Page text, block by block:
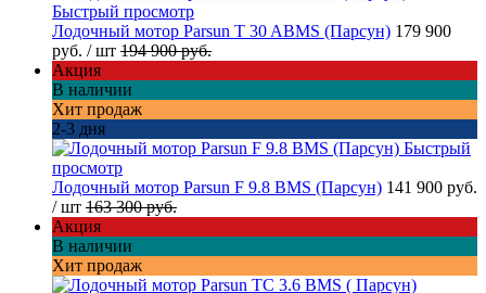
Быстрый просмотр
Лодочный мотор Parsun T 30 ABMS (Парсун) 179 900
руб. / шт 194 900 руб.
Акция
В наличии
Хит продаж
2-3 дня
Быстрый
просмотр
Лодочный мотор Parsun F 9.8 BMS (Парсун) 141 900 руб.
/ шт 163 300 руб.
Акция
В наличии
Хит продаж